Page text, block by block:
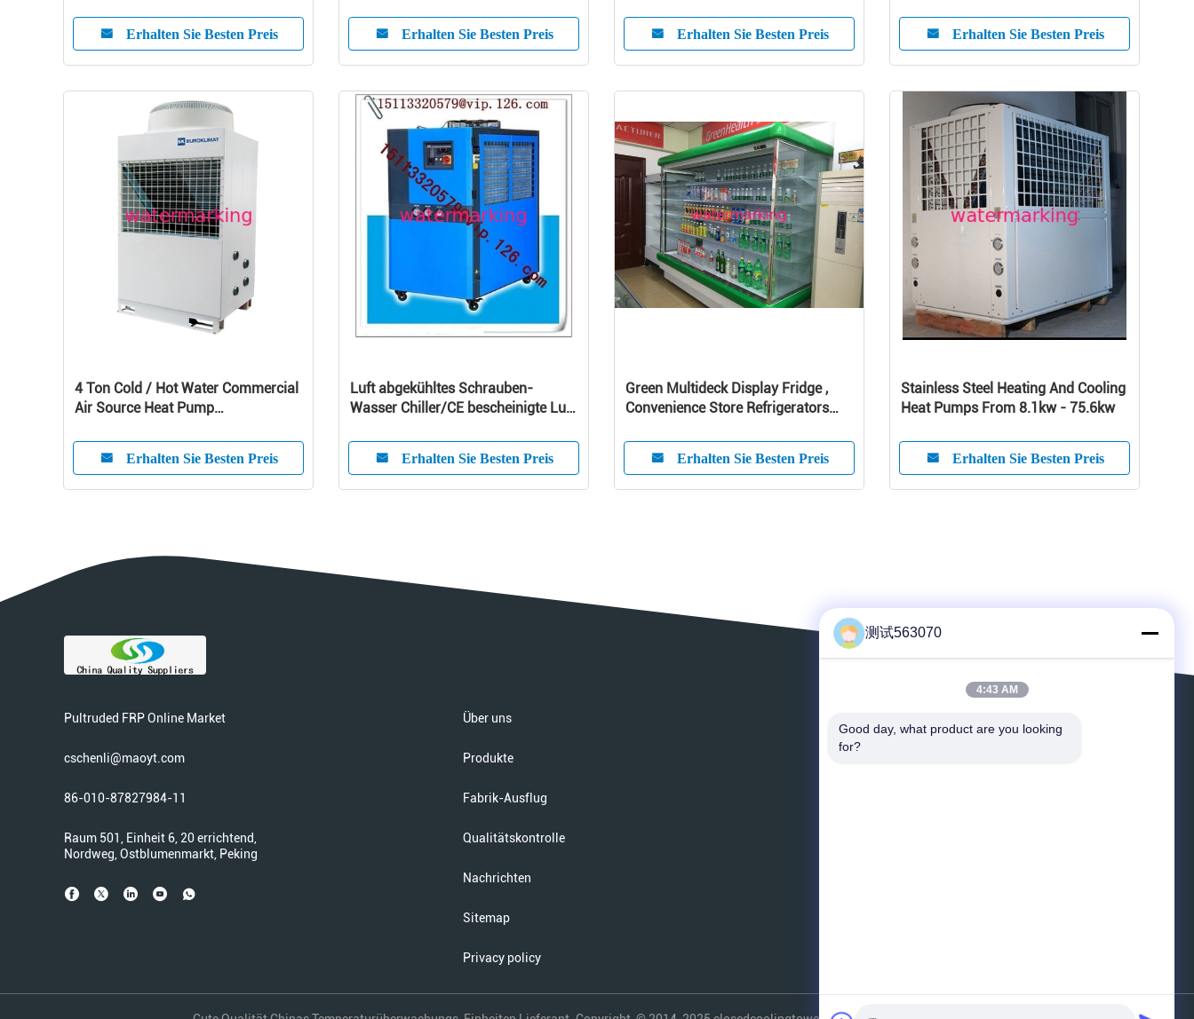
Erhalten Sie Besten Preis Erhalten Sie Besten Preis Erhalten Sie Besten Preis Erhalten Sie Besten Preis
4 Ton Cold / Hot Water Commercial
Air Source Heat Pump
Erhalten Sie Besten Preis
Luft abgekühltes Schrauben-
Wasser Chiller/CE bescheinigte Luft
Erhalten Sie Besten Preis
Green Multideck Display Fridge ,
Convenience Store Refrigerators
Erhalten Sie Besten Preis
Stainless Steel Heating And Cooling
Heat Pumps From 8.1kw - 75.6kw
Erhalten Sie Besten Preis
Pultruded FRP Online Market
cschenli@maoyt.com
86-010-87827984-11
Raum 501, Einheit 6, 20 errichtend,
Nordweg, Ostblumenmarkt, Peking
Über uns
Produkte
Fabrik-Ausflug
Qualitätskontrolle
Nachrichten
Sitemap
Privacy policy
测试563070
4:43 AM
Good day, what product are you looking
for?